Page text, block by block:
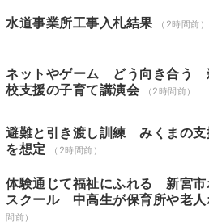
水道事業所工事入札結果 （2時間前）
ネットやゲーム どう向き合う
校支援の子育て講演会
（2時間前）
避難と引き渡し訓練 みくまの
を想定
（2時間前）
体験通じて福祉にふれる 新宮市
スクール 中高生が保育所や老人
間前）